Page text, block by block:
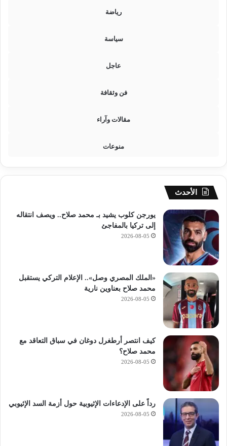
رياضة
سياسة
عاجل
فن وثقافة
مقالات وآراء
منوعات
الأحدث
يورجن كلوب يشيد بـ محمد صلاح.. ويصف انتقاله
إلى تركيا بالمفاجئ
2026-08-05
«الملك المصري وصل».. الإعلام التركي يستقبل
محمد صلاح بعناوين نارية
2026-08-05
كيف انتصر أرطغرل دوغان في سباق التعاقد مع
محمد صلاح؟
2026-08-05
رداً على الإدعاءات الإثيوبية حول أزمة السد الإثيوبي
2026-08-05